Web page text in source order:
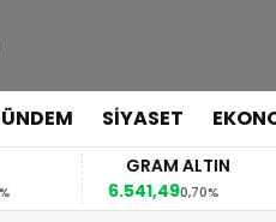
SİYASET
GRAM ALTIN
6.541,490,70%